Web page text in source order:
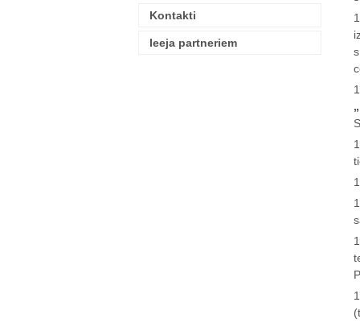
Kontakti
Ieeja partneriem